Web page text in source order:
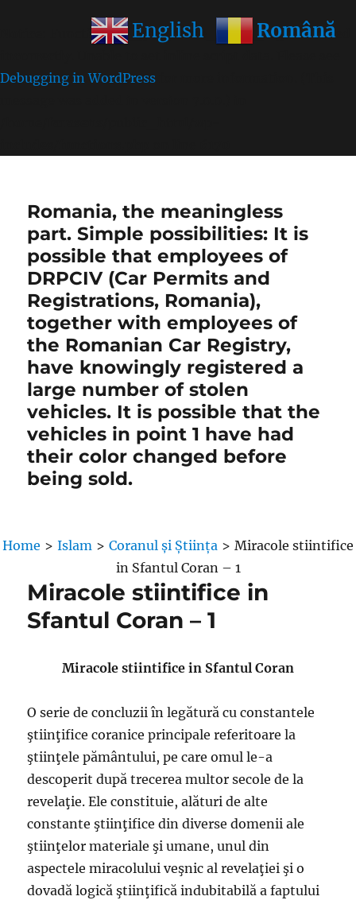
: Function wp_get_inline_script_tag was called
Debugging in WordPress
Romania, the meaningless
part. Simple possibilities: It is
possible that employees of
DRPCIV (Car Permits and
Registrations, Romania),
together with employees of
the Romanian Car Registry,
have knowingly registered a
large number of stolen
vehicles. It is possible that the
vehicles in point 1 have had
their color changed before
being sold.
Home > Islam > Coranul și Știința > Miracole stiintifice
in Sfantul Coran – 1
Miracole stiintifice in
Sfantul Coran – 1
Miracole stiintifice in Sfantul Coran
O serie de concluzii în legătură cu constantele
ştiinţifice coranice principale referitoare la
ştiinţele pământului, pe care omul le-a
descoperit după trecerea multor secole de la
revelaţie. Ele constituie, alături de alte
constante ştiinţifice din diverse domenii ale
ştiinţelor materiale şi umane, unul din
aspectele miracolului veşnic al revelaţiei şi o
dovadă logică ştiinţifică indubitabilă a faptului
English Română